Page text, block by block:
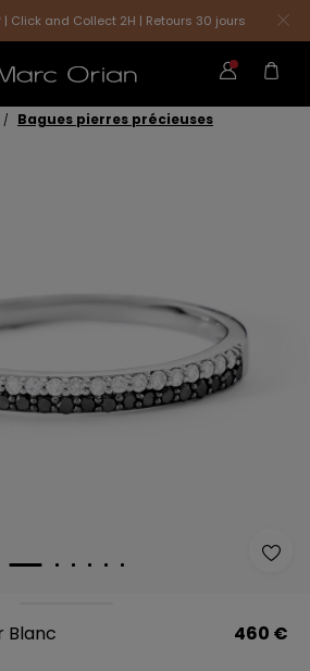
| Click and Collect 2H | Retours 30 jours
Bagues pierres précieuses
Blanc
460 €